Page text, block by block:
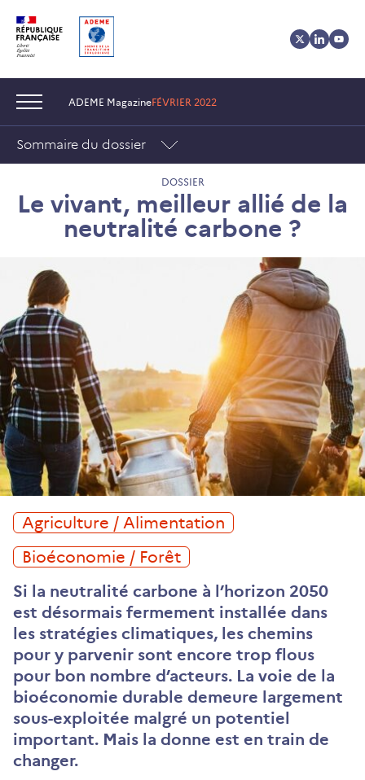
au
contenu
au
menu
des
cookies
Navigation :ADEME MagazineFÉVRIER 2022
Sommaire du dossier
DOSSIER
Le vivant, meilleur allié de la
neutralité carbone ?
Agriculture / Alimentation
Bioéconomie / Forêt
Si la neutralité carbone à l’horizon 2050
est désormais fermement installée dans
les stratégies climatiques, les chemins
pour y parvenir sont encore trop flous
pour bon nombre d’acteurs. La voie de la
bioéconomie durable demeure largement
sous-exploitée malgré un potentiel
important. Mais la donne est en train de
changer.